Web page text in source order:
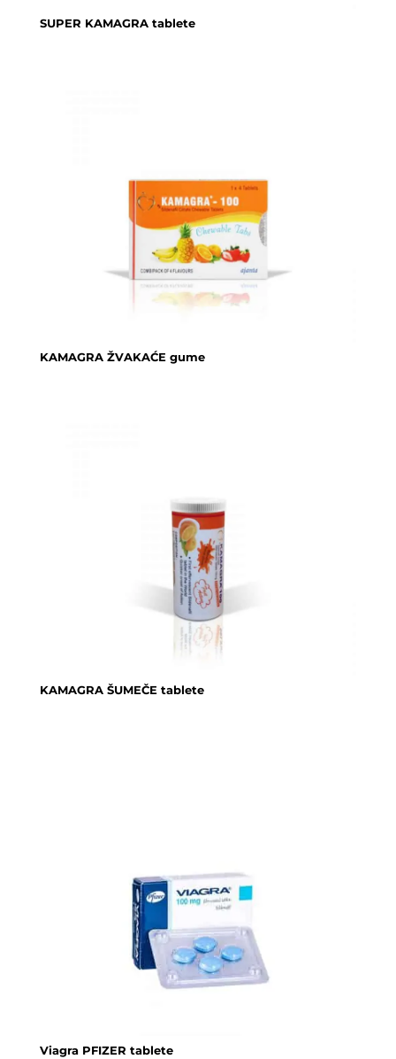
SUPER KAMAGRA tablete
KAMAGRA ŽVAKAĆE gume
KAMAGRA ŠUMEČE tablete
Viagra PFIZER tablete